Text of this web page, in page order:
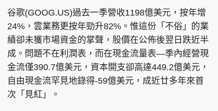
谷歌(GOOG.US)過去一季營收1198億美元，按年增
24%，雲業務更按年勁升82%。惟這份「不俗」的業
績卻未獲市場資金的掌聲，股價在公佈後翌日跌近半
成。問題不在利潤表，而在現金流量表—季內經營現
金流僅390.7億美元，資本開支卻高達449.2億美元，
自由現金流罕見地錄得-59億美元，成近廿多年來首
次「見紅」。